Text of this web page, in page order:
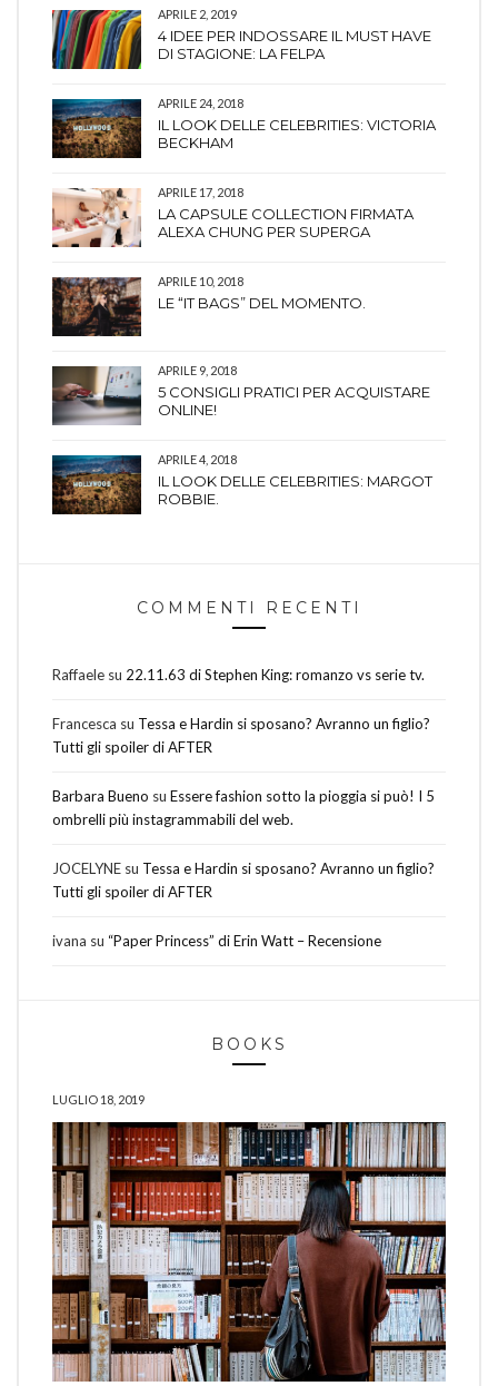
APRILE 2, 2019
4 IDEE PER INDOSSARE IL MUST HAVE
DI STAGIONE: LA FELPA
APRILE 24, 2018
IL LOOK DELLE CELEBRITIES: VICTORIA
BECKHAM
APRILE 17, 2018
LA CAPSULE COLLECTION FIRMATA
ALEXA CHUNG PER SUPERGA
APRILE 10, 2018
LE “IT BAGS” DEL MOMENTO.
APRILE 9, 2018
5 CONSIGLI PRATICI PER ACQUISTARE
ONLINE!
APRILE 4, 2018
IL LOOK DELLE CELEBRITIES: MARGOT
ROBBIE.
COMMENTI RECENTI
Raffaele su 22.11.63 di Stephen King: romanzo vs serie tv.
Francesca su Tessa e Hardin si sposano? Avranno un figlio?
Tutti gli spoiler di AFTER
Barbara Bueno su Essere fashion sotto la pioggia si può! I 5
ombrelli più instagrammabili del web.
JOCELYNE su Tessa e Hardin si sposano? Avranno un figlio?
Tutti gli spoiler di AFTER
ivana su “Paper Princess” di Erin Watt – Recensione
BOOKS
LUGLIO 18, 2019